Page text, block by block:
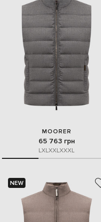
MOORER
65 763 грн
LXLXXLXXXL
NEW